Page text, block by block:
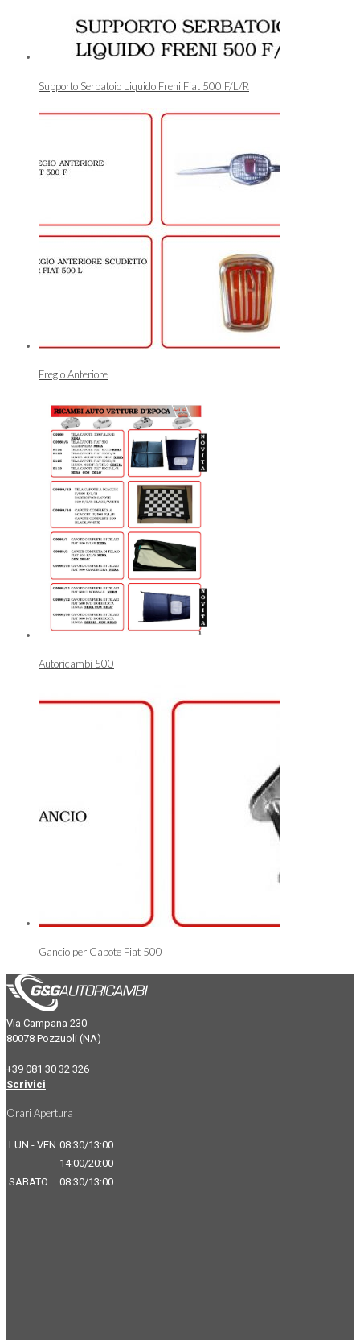
Supporto Serbatoio Liquido Freni Fiat 500 F/L/R
Fregio Anteriore
Autoricambi 500
Gancio per Capote Fiat 500
Via Campana 230
80078 Pozzuoli (NA)
+39 081 30 32 326
Scrivici
Orari Apertura
LUN - VEN 08:30/13:00
14:00/20:00
SABATO
08:30/13:00